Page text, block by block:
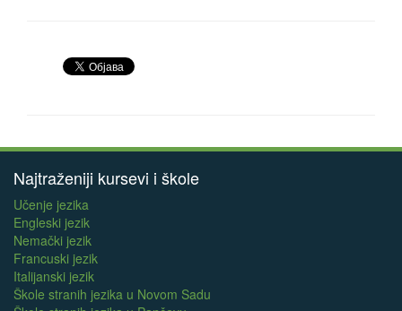
Najtraženiji kursevi i škole
Učenje jezika
Engleski jezik
Nemački jezik
Francuski jezik
Italijanski jezik
Škole stranih jezika u Novom Sadu